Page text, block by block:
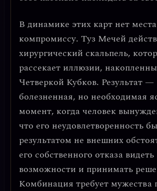
В динамике этих карт нет места
компромиссу. Туз Мечей
хирургический скальпель,
рассекает иллюзии,
Четверкой Кубков. Результат —
болезненная, но необходимая
момент, когда человек
что его неудовлетворенность
результатом не внешних
его собственного отказа видеть
возможности и принимать
Комбинация требует мужества